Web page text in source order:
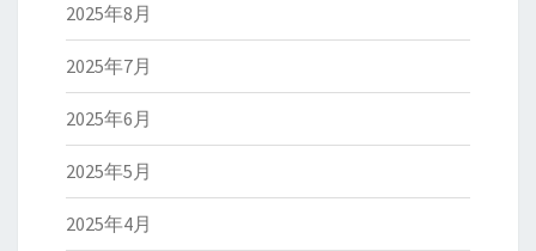
2025年8月
2025年7月
2025年6月
2025年5月
2025年4月